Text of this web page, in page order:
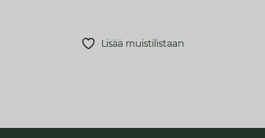
Lisää muistilistaan